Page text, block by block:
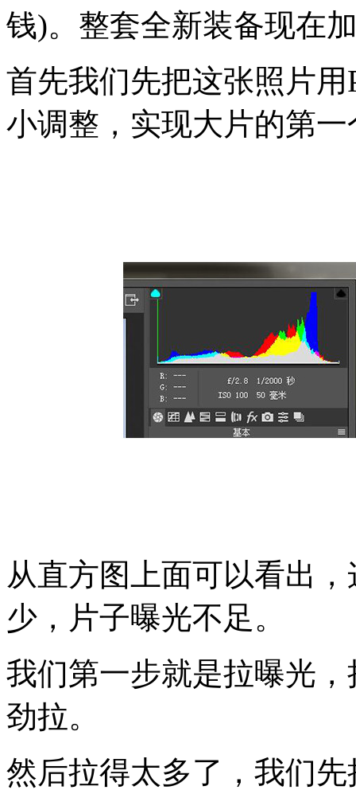
钱)。整套全新装备现在
首先我们先把这张照片
小调整，实现大片的第
从直方图上面可以看出
少，片子曝光不足。
我们第一步就是拉曝光
劲拉。
然后拉得太多了，我们